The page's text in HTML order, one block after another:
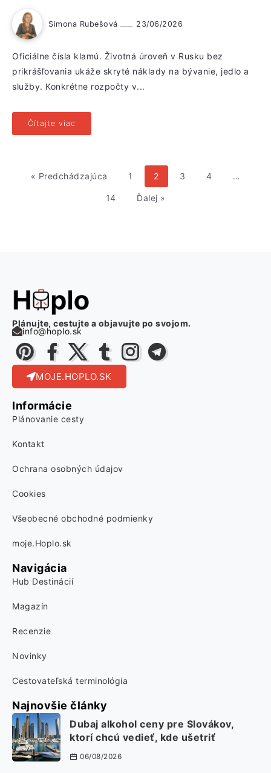
Simona Rubešová 23/06/2026
Oficiálne čísla klamú. Životná úroveň v Rusku bez
prikrášľovania ukáže skryté náklady na bývanie, jedlo a
služby. Konkrétne rozpočty v...
Čítajte viac
« Predchádzajúca 1 2 3 4 …
14 Ďalej »
Plánujte, cestujte a objavujte po svojom.
info@hoplo.sk
MOJE.HOPLO.SK
Informácie
Plánovanie cesty
Kontakt
Ochrana osobných údajov
Cookies
Všeobecné obchodné podmienky
moje.Hoplo.sk
Navigácia
Hub Destinácií
Magazín
Recenzie
Novinky
Cestovateľská terminológia
Najnovšie články
Dubaj alkohol ceny pre Slovákov,
ktorí chcú vedieť, kde ušetriť
06/08/2026